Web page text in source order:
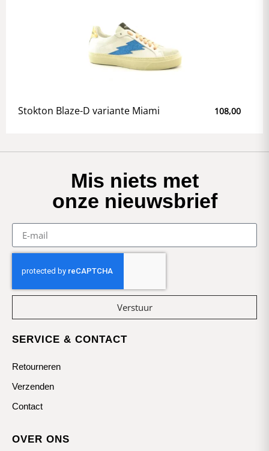
Stokton Blaze-D variante Miami 108,00
Mis niets met
onze nieuwsbrief
Verstuur
SERVICE & CONTACT
Retourneren
Verzenden
Contact
OVER ONS